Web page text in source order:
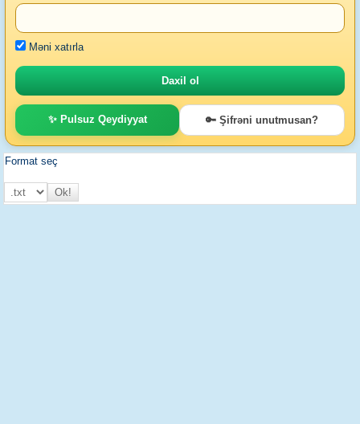
Məni xatırla
✨ Pulsuz Qeydiyyat 🔑 Şifrəni unutmusan?
Format seç